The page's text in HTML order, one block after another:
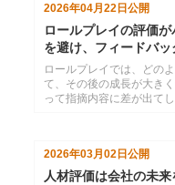
2026年04月22日公開
ロールプレイの評価
を避け、フィードバ
ロールプレイでは、どの
て、その後の成長が大き
って指摘内容に差が出て
2026年03月02日 公開
人材評価は会社の未